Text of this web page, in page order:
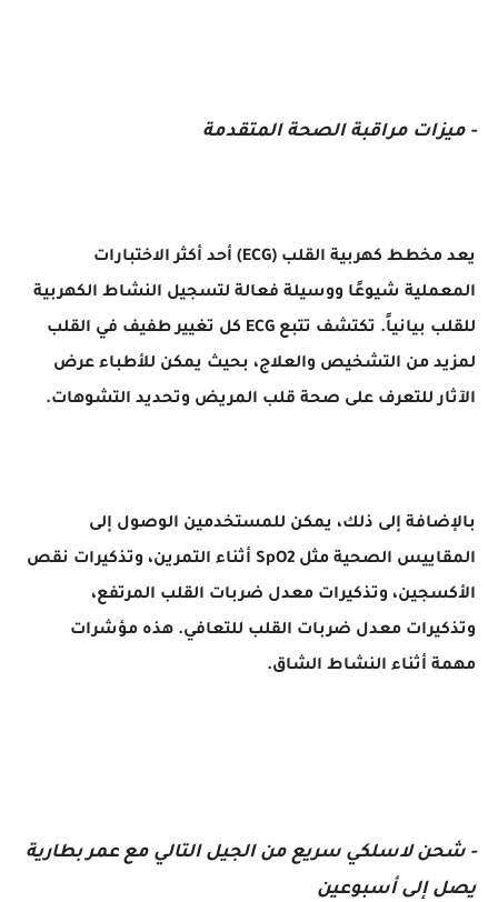
- ميزات مراقبة الصحة المتقدمة
يعد مخطط كهربية القلب (ECG) أحد أكثر الاختبارات
المعملية شيوعًا ووسيلة فعالة لتسجيل النشاط الكهربية
للقلب بيانياً. تكتشف تتبع ECG كل تغيير طفيف في القلب
لمزيد من التشخيص والعلاج، بحيث يمكن للأطباء عرض
الآثار للتعرف على صحة قلب المريض وتحديد التشوهات.
بالإضافة إلى ذلك، يمكن للمستخدمين الوصول إلى
المقاييس الصحية مثل SpO2 أثناء التمرين، وتذكيرات نقص
الأكسجين، وتذكيرات معدل ضربات القلب المرتفع،
وتذكيرات معدل ضربات القلب للتعافي. هذه مؤشرات
مهمة أثناء النشاط الشاق.
- شحن لاسلكي سريع من الجيل التالي مع عمر بطارية
يصل إلى أسبوعين